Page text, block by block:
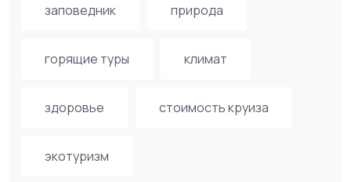
заповедник природа
горящие туры климат
здоровье стоимость круиза
экотуризм